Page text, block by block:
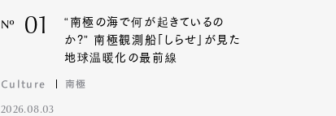
Nº 01
“南極の海で何が起きているの
か?” 南極観測船「しらせ」が見た
地球温暖化の最前線
Culture 南極
2026.08.03